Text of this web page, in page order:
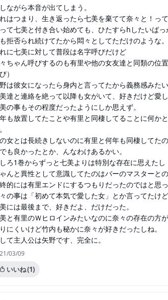
ながら本音が出てしまう。
はつまり、生き返ったら七美を棄てて奈々と！って
て七美と付き合い始めても、ひたすらhしたいばっ
拒否られ続けてたから悶々としてただけのような。
に七美に対して普段は名字呼びだけど
ちゃん呼びするのも有里や他の女友達と同類の位
）
は彼女になったら身内と言ってたから義務感みた
達と連絡を絶って以降も女がいて、好きだけど愛
の事もその程度だったようにしか思えず。
も放置してたことや有里と同棲してることに何か
女とは長続きしないのに有里と何年も同棲してた
も良かったとか、んなわけあるかい。
ろ1巻からずっと七美よりは特別な存在に思えたし
んと異性として意識してたのはバーのマスターと
的には有里エンドにするつもりだったのではと思っ
の事は「初めて本気で愛した女」とか言ってたけど
には最後まで、好きだよ、だけだった。
と有里のＷヒロインみたいなのに奈々の存在の方
にくいけど竹内も秘かに奈々が好きだったしね。
て主人公は矢野です、完全に。
03/09
いいね(1)